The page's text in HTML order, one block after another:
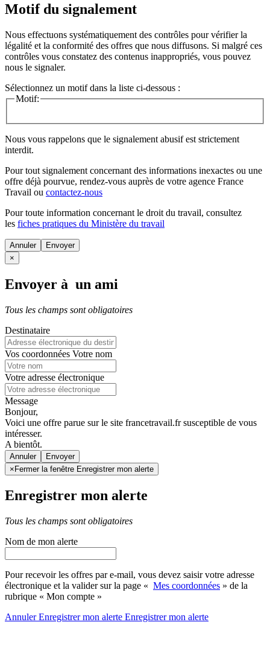
Motif du signalement
Nous effectuons systématiquement des contrôles pour vérifier la
légalité et la conformité des offres que nous diffusons. Si malgré ces
contrôles vous constatez des contenus inappropriés, vous pouvez
nous le signaler.
Sélectionnez un motif dans la liste ci-dessous :
Motif:
Nous vous rappelons que le signalement abusif est strictement
interdit.
Pour tout signalement concernant des informations inexactes ou une
offre déjà pourvue, rendez-vous auprès de votre agence France
Travail ou contactez-nous
Pour toute information concernant le droit du travail, consultez
les fiches pratiques du Ministère du travail
Annuler
×
Envoyer à un ami
Tous les champs sont obligatoires
Destinataire
Vos coordonnées Votre nom
Votre adresse électronique
Message
Bonjour,
Voici une offre parue sur le site francetravail.fr susceptible de vous
intéresser.
A bientôt.
Annuler
× Fermer la fenêtre Enregistrer mon alerte
Enregistrer mon alerte
Tous les champs sont obligatoires
Nom de mon alerte
Pour recevoir les offres par e-mail, vous devez saisir votre adresse
électronique et la valider sur la page « Mes coordonnées » de la
rubrique « Mon compte »
AnnulerEnregistrer mon alerte Enregistrermon alerte